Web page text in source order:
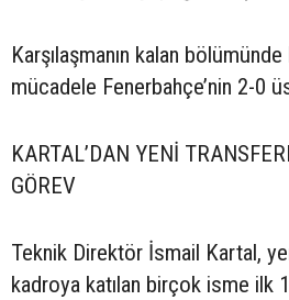
Karşılaşmanın kalan
mücadele Fenerbahçe’nin 2-0
KARTAL’DAN YENİ
GÖREV
Teknik Direktör İsmail Kartal,
kadroya katılan birçok isme ilk